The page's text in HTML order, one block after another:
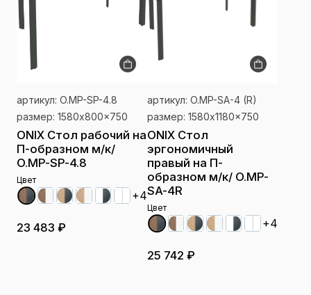
артикул: O.MP-SP-4.8
размер: 1580x800x750
ONIX Стол рабочий на
П-образном м/к/
O.MP-SP-4.8
Цвет
+4
23 483 ₽
артикул: O.MP-SA-4 (R)
размер: 1580x1180x750
ONIX Стол
эргономичный
правый на П-
образном м/к/ O.MP-
SA-4R
Цвет
+4
25 742 ₽